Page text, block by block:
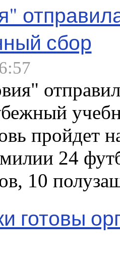
сбор
пройдет
24
10
готовы